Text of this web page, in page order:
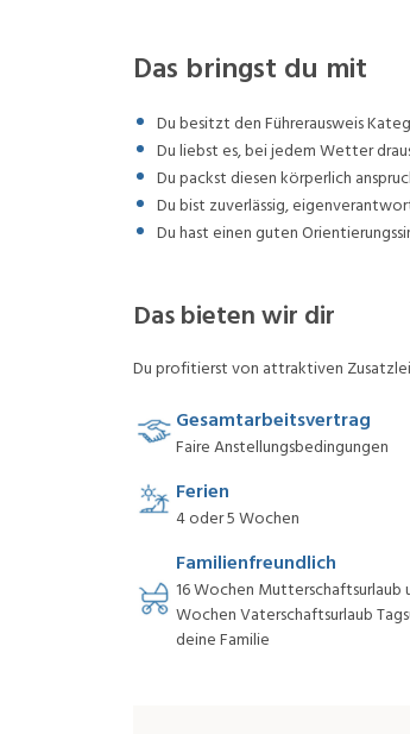
Das bringst du mit
Du besitzt den Führerausweis
Du liebst es, bei jedem Wetter
Du packst diesen körperlich
Du bist zuverlässig,
Du hast einen guten
Das bieten wir dir
Du profitierst von attraktiven
Gesamtarbeitsvertrag
Faire Anstellungsbedingungen
Ferien
4 oder 5 Wochen
Familienfreundlich
16 Wochen Mutterschaftsurlaub
Wochen Vaterschaftsurlaub
deine Familie